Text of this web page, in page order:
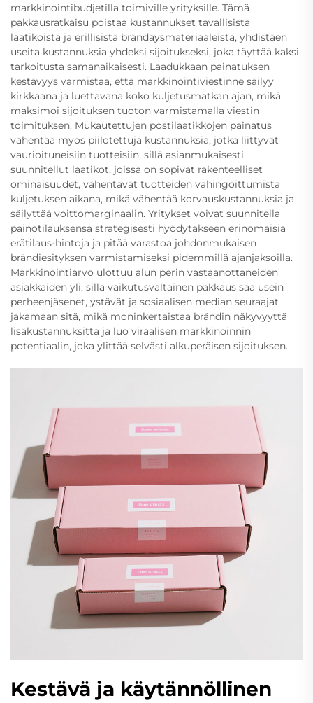
markkinointibudjetilla toimiville yrityksille. Tämä
pakkausratkaisu poistaa kustannukset tavallisista
laatikoista ja erillisistä brändäysmateriaaleista, yhdistäen
useita kustannuksia yhdeksi sijoitukseksi, joka täyttää kaksi
tarkoitusta samanaikaisesti. Laadukkaan painatuksen
kestävyys varmistaa, että markkinointiviestinne säilyy
kirkkaana ja luettavana koko kuljetusmatkan ajan, mikä
maksimoi sijoituksen tuoton varmistamalla viestin
toimituksen. Mukautettujen postilaatikkojen painatus
vähentää myös piilotettuja kustannuksia, jotka liittyvät
vaurioituneisiin tuotteisiin, sillä asianmukaisesti
suunnitellut laatikot, joissa on sopivat rakenteelliset
ominaisuudet, vähentävät tuotteiden vahingoittumista
kuljetuksen aikana, mikä vähentää korvauskustannuksia ja
säilyttää voittomarginaalin. Yritykset voivat suunnitella
painotilauksensa strategisesti hyödytäkseen erinomaisia
erätilaus-hintoja ja pitää varastoa johdonmukaisen
brändiesityksen varmistamiseksi pidemmillä ajanjaksoilla.
Markkinointiarvo ulottuu alun perin vastaanottaneiden
asiakkaiden yli, sillä vaikutusvaltainen pakkaus saa usein
perheenjäsenet, ystävät ja sosiaalisen median seuraajat
jakamaan sitä, mikä moninkertaistaa brändin näkyvyyttä
lisäkustannuksitta ja luo viraalisen markkinoinnin
potentiaalin, joka ylittää selvästi alkuperäisen sijoituksen.
Kestävä ja käytännöllinen